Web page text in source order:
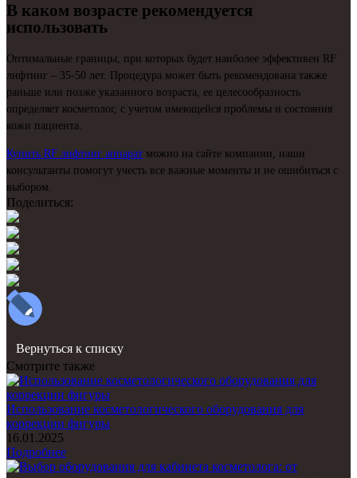
В каком возрасте рекомендуется
использовать
Оптимальные границы, при которых будет наиболее эффективен RF
лифтинг – 35-50 лет. Процедура может быть рекомендована также
раньше или позже указанного возраста, ее целесообразность
определяет косметолог, с учетом имеющейся проблемы и состояния
кожи пациента.
Купить RF лифтинг аппарат можно на сайте компании, наши
консультанты помогут учесть все важные моменты и не ошибиться с
выбором.
Поделиться:
Вернуться к списку
Смотрите также
Использование косметологического оборудования для
коррекции фигуры
16.01.2025
Подробнее